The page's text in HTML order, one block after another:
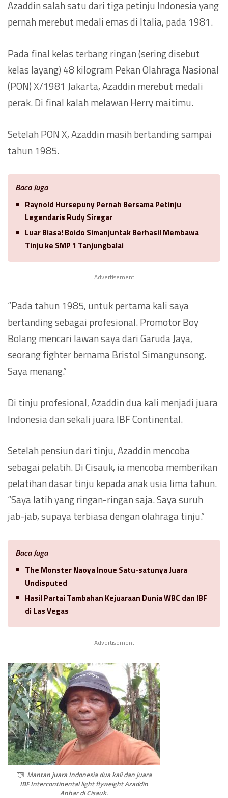
Azaddin salah satu dari tiga petinju Indonesia yang
pernah merebut medali emas di Italia, pada 1981.
Pada final kelas terbang ringan (sering disebut
kelas layang) 48 kilogram Pekan Olahraga Nasional
(PON) X/1981 Jakarta, Azaddin merebut medali
perak. Di final kalah melawan Herry maitimu.
Setelah PON X, Azaddin masih bertanding sampai
tahun 1985.
Baca Juga
Raynold Hursepuny Pernah Bersama Petinju
Legendaris Rudy Siregar
Luar Biasa! Boido Simanjuntak Berhasil Membawa
Tinju ke SMP 1 Tanjungbalai
Advertisement
“Pada tahun 1985, untuk pertama kali saya
bertanding sebagai profesional. Promotor Boy
Bolang mencari lawan saya dari Garuda Jaya,
seorang fighter bernama Bristol Simangunsong.
Saya menang.”
Di tinju profesional, Azaddin dua kali menjadi juara
Indonesia dan sekali juara IBF Continental.
Setelah pensiun dari tinju, Azaddin mencoba
sebagai pelatih. Di Cisauk, ia mencoba memberikan
pelatihan dasar tinju kepada anak usia lima tahun.
“Saya latih yang ringan-ringan saja. Saya suruh
jab-jab, supaya terbiasa dengan olahraga tinju.”
Baca Juga
The Monster Naoya Inoue Satu-satunya Juara
Undisputed
Hasil Partai Tambahan Kejuaraan Dunia WBC dan IBF
di Las Vegas
Advertisement
Mantan juara Indonesia dua kali dan juara
IBF Intercontinental light flyweight Azaddin
Anhar di Cisauk.